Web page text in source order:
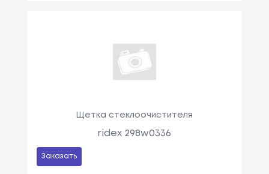
Щетка стеклоочистителя
ridex 298w0336
Заказать